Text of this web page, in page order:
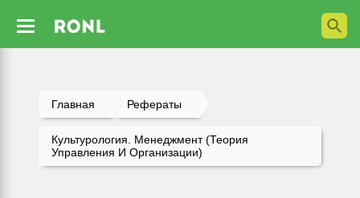
Главная Рефераты
Культурология. Менеджмент (Теория
Управления И Организации)